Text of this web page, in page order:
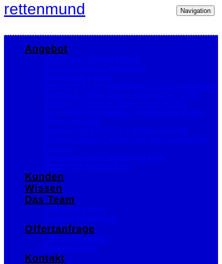
Navigation
rettenmund
Angebot
Wordpress Lösungs-Pakete
Suchmaschinen Optimierung
Responsive Design
Vom Logo bis zur kompletten CI / CD Konzeption
Website & Online Shop – Datenschutz DSG
konform, Checkliste Datenschutz revDSG
Nicht PHP 8 kompatibel? Umbau Ihres Online
Shops / Website
Datenschutz (DSGVO)-Umrüstungspaket
Suchmaschinen-Optimierung zum monatlichen
Fixpreis
Suchmaschinen Optimierung Bern
WordPress Agentur Bern
Kunden
Wissen
Das Team
Webagentur Bern
Burgdorf Webdesign
Offertanfrage
Offerte Webdesign
Website Offerte
Kontakt